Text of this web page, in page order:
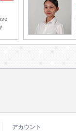
アカウント